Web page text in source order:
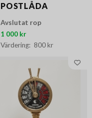
POSTLÅDA
Avslutat rop
1 000 kr
800 kr